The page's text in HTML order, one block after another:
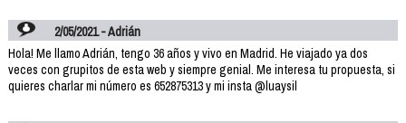
2/05/2021 - Adrián
Hola! Me llamo Adrián, tengo 36 años y vivo en Madrid. He viajado ya dos
veces con grupitos de esta web y siempre genial. Me interesa tu propuesta, si
quieres charlar mi número es 652875313 y mi insta @luaysil